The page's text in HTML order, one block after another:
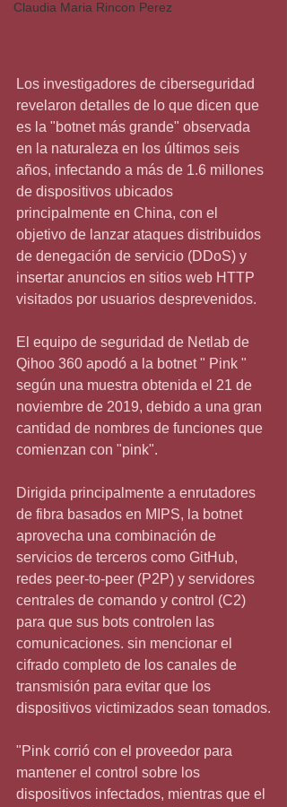
Claudia Maria Rincon Perez
Los investigadores de ciberseguridad
revelaron detalles de lo que dicen que
es la "botnet más grande" observada
en la naturaleza en los últimos seis
años, infectando a más de 1.6 millones
de dispositivos ubicados
principalmente en China, con el
objetivo de lanzar ataques distribuidos
de denegación de servicio (DDoS) y
insertar anuncios en sitios web HTTP
visitados por usuarios desprevenidos.
El equipo de seguridad de Netlab de
Qihoo 360 apodó a la botnet " Pink "
según una muestra obtenida el 21 de
noviembre de 2019, debido a una gran
cantidad de nombres de funciones que
comienzan con "pink".
Dirigida principalmente a enrutadores
de fibra basados ​​en MIPS, la botnet
aprovecha una combinación de
servicios de terceros como GitHub,
redes peer-to-peer (P2P) y servidores
centrales de comando y control (C2)
para que sus bots controlen las
comunicaciones. sin mencionar el
cifrado completo de los canales de
transmisión para evitar que los
dispositivos victimizados sean tomados.
"Pink corrió con el proveedor para
mantener el control sobre los
dispositivos infectados, mientras que el